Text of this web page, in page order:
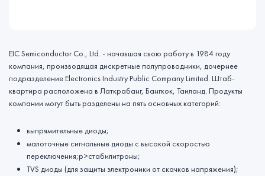
EIC Semiconductor Co., Ltd. - начавшая свою работу в 1984 году
компания, производящая дискретные полупроводники, дочернее
подразделение Electronics Industry Public Company Limited. Штаб-
квартира расположена в Латкрабанг, Бангкок, Таиланд. Продукты
компании могут быть разделены на пять основных категорий:
выпрямительные диоды;
малоточные сигнальные диоды с высокой скоростью
переключения;p>стабилитроны;
TVS диоды (для защиты электроники от скачков напряжения);